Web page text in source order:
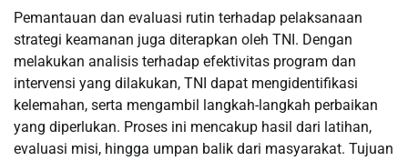
Pemantauan dan evaluasi rutin terhadap pelaksanaan
strategi keamanan juga diterapkan oleh TNI. Dengan
melakukan analisis terhadap efektivitas program dan
intervensi yang dilakukan, TNI dapat mengidentifikasi
kelemahan, serta mengambil langkah-langkah perbaikan
yang diperlukan. Proses ini mencakup hasil dari latihan,
evaluasi misi, hingga umpan balik dari masyarakat. Tujuan